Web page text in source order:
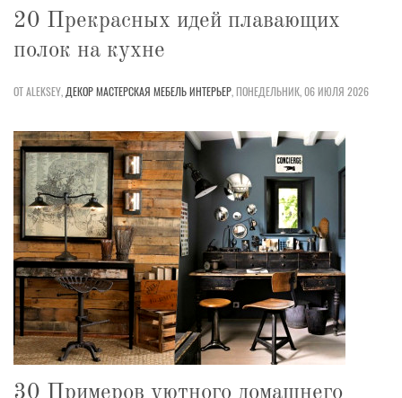
20 Прекрасных идей плавающих
полок на кухне
ОТ ALEKSEY, ДЕКОРМАСТЕРСКАЯ МЕБЕЛЬИНТЕРЬЕР,ПОНЕДЕЛЬНИК, 06 ИЮЛЯ 2026
30 Примеров уютного домашнего